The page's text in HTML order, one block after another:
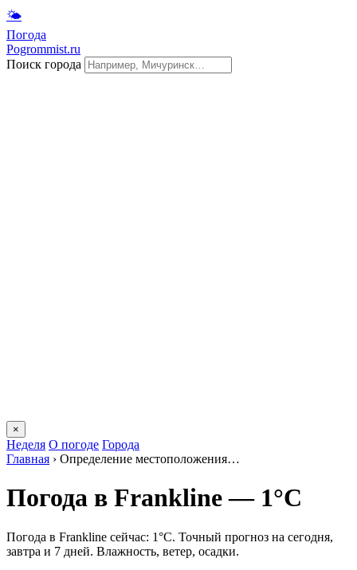
🌤
Погода
Pogrommist.ru
Поиск города
×
Неделя О погоде Города
Главная › Определение местоположения…
Погода в Franklinе — 1°C
Погода в Franklinе сейчас: 1°C. Точный прогноз на сегодня,
завтра и 7 дней. Влажность, ветер, осадки.